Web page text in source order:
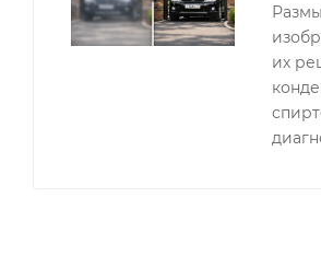
их